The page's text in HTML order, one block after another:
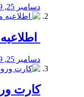
دسامبر 25, 2019
دسامبر 25, 2019
کارت